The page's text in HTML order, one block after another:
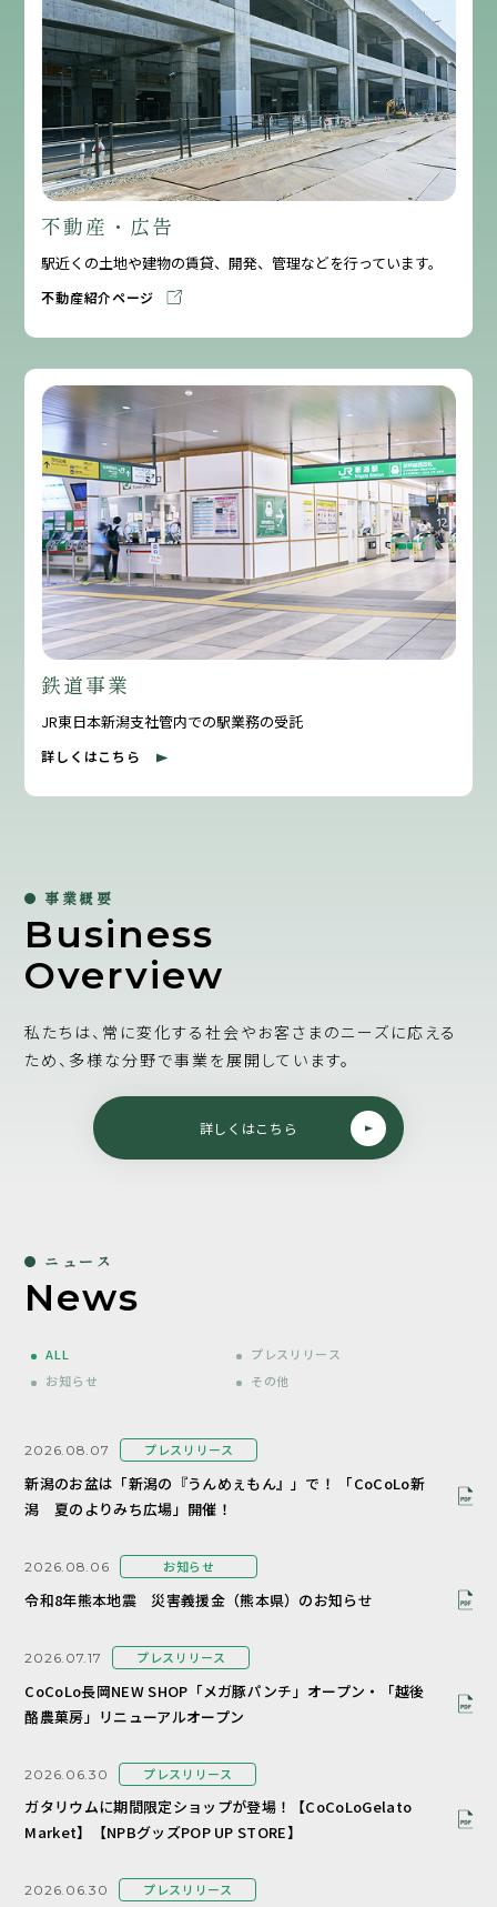
不動産・広告
駅近くの土地や建物の賃貸、開発、管理などを行っています。
不動産紹介ページ
鉄道事業
JR東日本新潟支社管内での駅業務の受託
詳しくはこちら
事業概要
Business
Overview
私たちは、常に変化する社会やお客さまのニーズに応える
ため、 多様な分野で事業を展開しています。
詳しくはこちら
ニュース
News
ALL
プレスリリース
お知らせ
その他
2026.08.07 プレスリリース
新潟のお盆は「新潟の『うんめぇもん』」で！ 「CoCoLo新
潟 夏のよりみち広場」開催！
2026.08.06 お知らせ
令和8年熊本地震 災害義援金（熊本県）のお知らせ
2026.07.17 プレスリリース
CoCoLo長岡NEW SHOP「メガ豚パンチ」オープン・「越後
酪農菓房」リニューアルオープン
2026.06.30 プレスリリース
ガタリウムに期間限定ショップが登場！【CoCoLoGelato
Market】【NPBグッズPOP UP STORE】
2026.06.30 プレスリリース